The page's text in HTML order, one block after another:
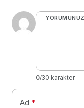
YORUMUNUZ
0/30 karakter
Ad *